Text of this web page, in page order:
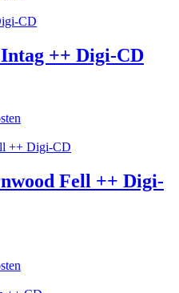
++ Digi-CD
Fell ++ Digi-